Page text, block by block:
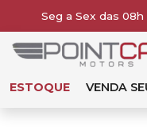
Seg a Sex das 08h
ESTOQUE VENDA